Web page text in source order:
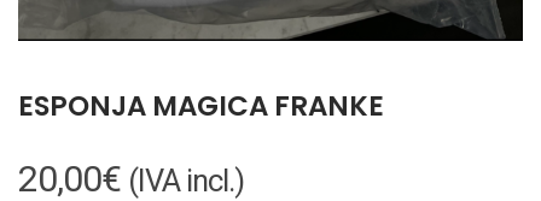
ESPONJA MAGICA FRANKE
20,00€ (IVA incl.)